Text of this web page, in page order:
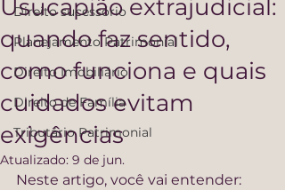
Direito sucessório
Planejamento Patrimonial
Direito Imobiliário
Direito de Família
Tributário Patrimonial
Usucapião extrajudicial:
quando faz sentido,
como funciona e quais
cuidados evitam
exigências
Atualizado: 9 de jun.
Neste artigo, você vai entender: